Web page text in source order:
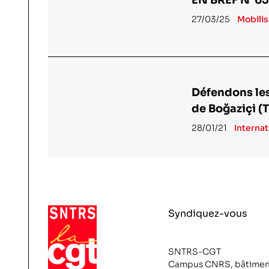
27/03/25
Défendons
de Boğaziçi
28/01/21
Syndiquez-vous
SNTRS-CGT
Campus CNRS,